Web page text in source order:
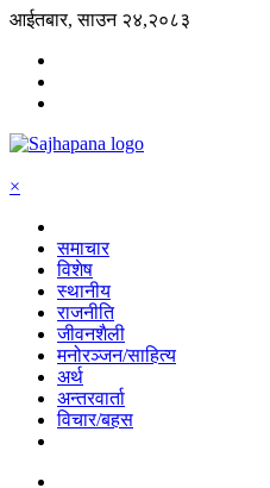
आईतबार, साउन २४,२०८३
×
समाचार
विशेष
स्थानीय
राजनीति
जीवनशैली
मनोरञ्जन/साहित्य
अर्थ
अन्तरवार्ता
विचार/बहस